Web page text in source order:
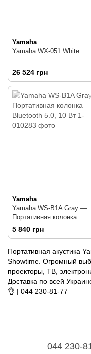
Yamaha
Yamaha WX-051 White
26 524 грн
Yamaha
Yamaha WS-B1A Gray —
Портативная колонка
Bluetooth 5.0, 10 Вт
5 840 грн
Портативная акустика
Showtime. Огромный
проекторы, ТВ,
Доставка по всей
👌 | 044 230-81-77
044 230-